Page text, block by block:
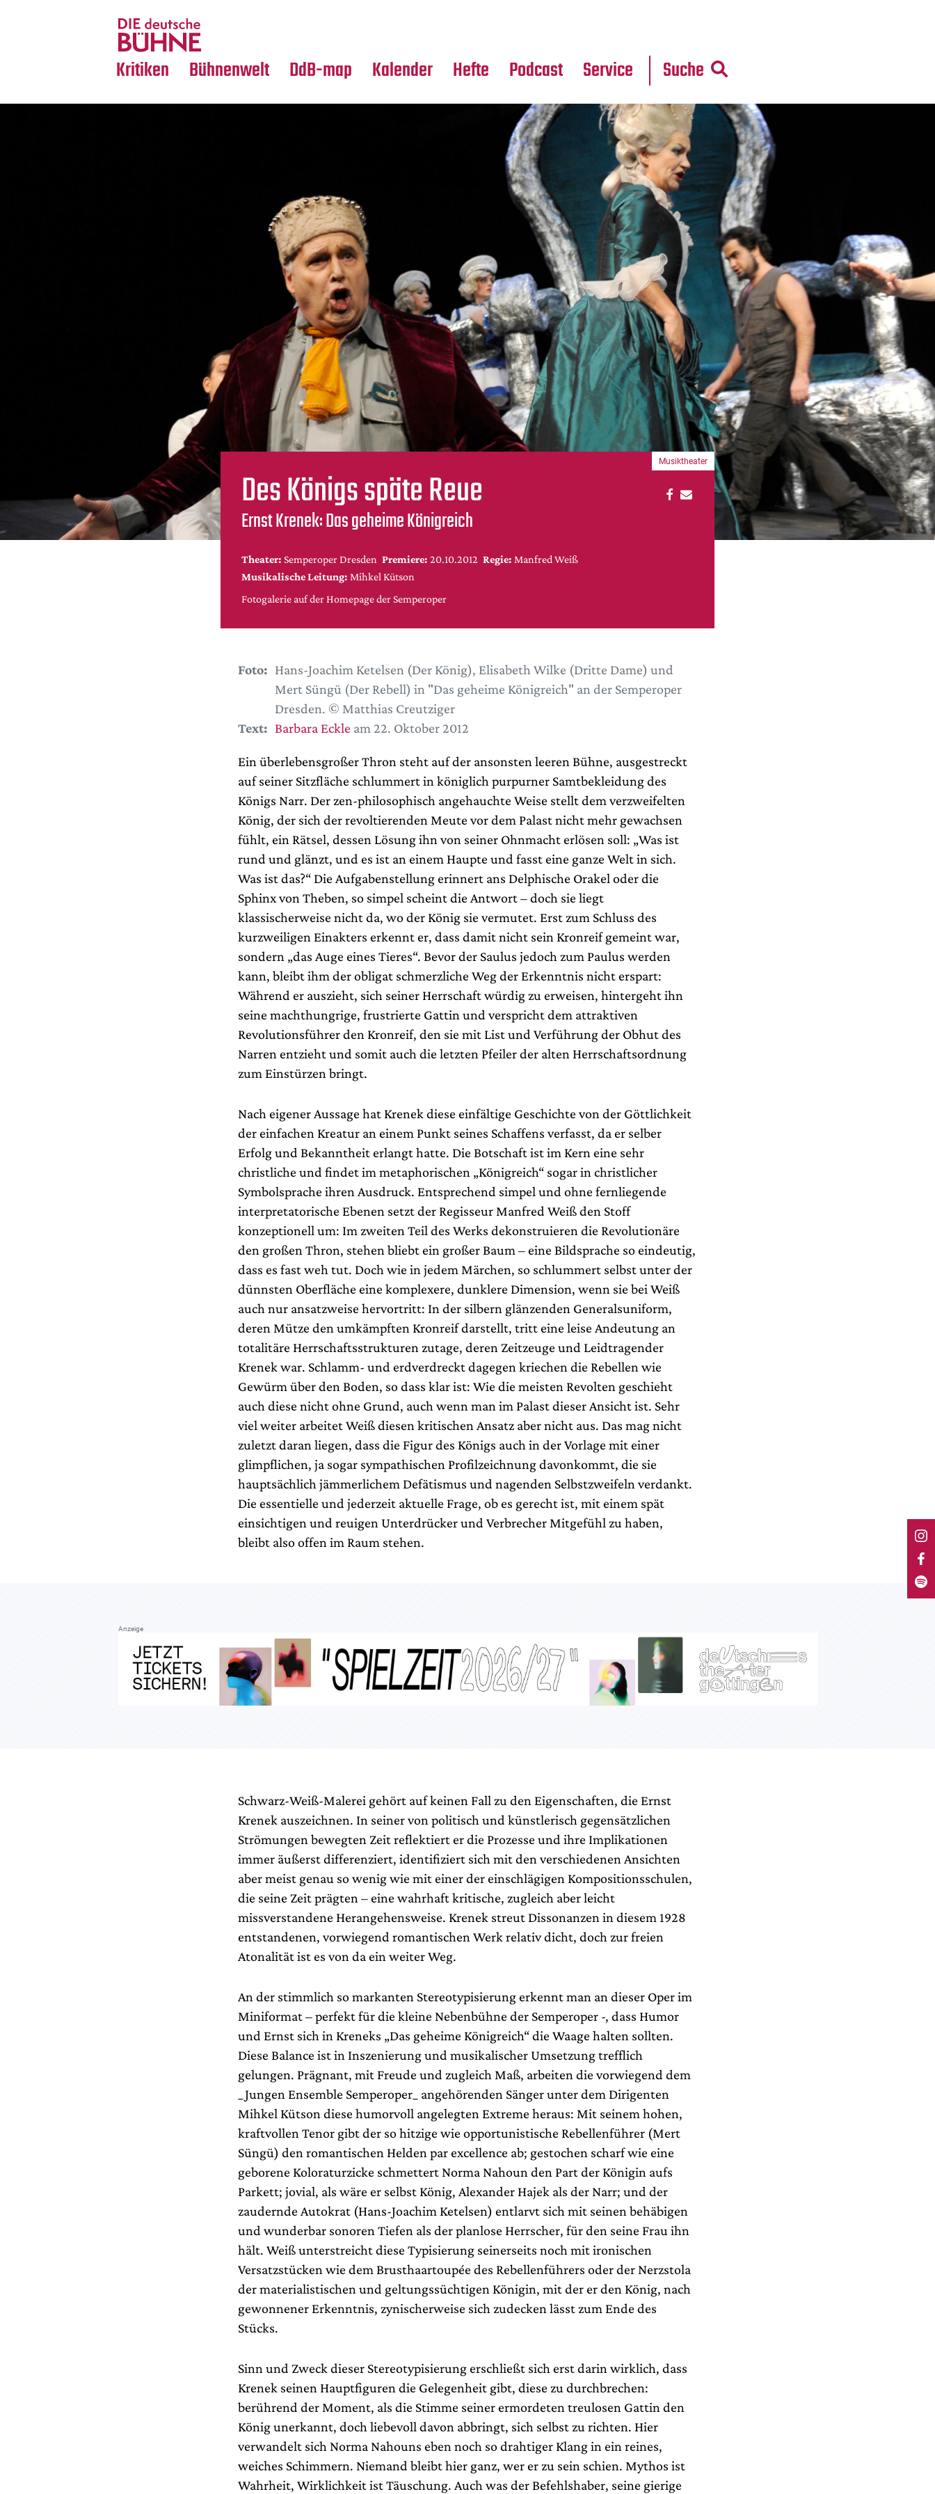
Kritiken
Crossover
Bühnenwelt
Medientipps
DdB-map Kalender Hefte Podcast Service Suche
Des Königs späte Reue
Ernst Krenek: Das geheime Königreich
Theater: Semperoper Dresden Premiere: 20.10.2012 Regie: Manfred Weiß
Musikalische Leitung: Mihkel Kütson
Fotogalerie auf der Homepage der Semperoper
Musiktheater
Foto: Hans-Joachim Ketelsen (Der König), Elisabeth Wilke (Dritte Dame) und
Mert Süngü (Der Rebell) in "Das geheime Königreich" an der Semperoper
Dresden. © Matthias Creutziger
Text: Barbara Eckle am 22. Oktober 2012
Ein überlebensgroßer Thron steht auf der ansonsten leeren Bühne, ausgestreckt
auf seiner Sitzfläche schlummert in königlich purpurner Samtbekleidung des
Königs Narr. Der zen-philosophisch angehauchte Weise stellt dem verzweifelten
König, der sich der revoltierenden Meute vor dem Palast nicht mehr gewachsen
fühlt, ein Rätsel, dessen Lösung ihn von seiner Ohnmacht erlösen soll: „Was ist
rund und glänzt, und es ist an einem Haupte und fasst eine ganze Welt in sich.
Was ist das?“ Die Aufgabenstellung erinnert ans Delphische Orakel oder die
Sphinx von Theben, so simpel scheint die Antwort – doch sie liegt
klassischerweise nicht da, wo der König sie vermutet. Erst zum Schluss des
kurzweiligen Einakters erkennt er, dass damit nicht sein Kronreif gemeint war,
sondern „das Auge eines Tieres“. Bevor der Saulus jedoch zum Paulus werden
kann, bleibt ihm der obligat schmerzliche Weg der Erkenntnis nicht erspart:
Während er auszieht, sich seiner Herrschaft würdig zu erweisen, hintergeht ihn
seine machthungrige, frustrierte Gattin und verspricht dem attraktiven
Revolutionsführer den Kronreif, den sie mit List und Verführung der Obhut des
Narren entzieht und somit auch die letzten Pfeiler der alten Herrschaftsordnung
zum Einstürzen bringt.
Nach eigener Aussage hat Krenek diese einfältige Geschichte von der Göttlichkeit
der einfachen Kreatur an einem Punkt seines Schaffens verfasst, da er selber
Erfolg und Bekanntheit erlangt hatte. Die Botschaft ist im Kern eine sehr
christliche und findet im metaphorischen „Königreich“ sogar in christlicher
Symbolsprache ihren Ausdruck. Entsprechend simpel und ohne fernliegende
interpretatorische Ebenen setzt der Regisseur Manfred Weiß den Stoff
konzeptionell um: Im zweiten Teil des Werks dekonstruieren die Revolutionäre
den großen Thron, stehen bliebt ein großer Baum – eine Bildsprache so eindeutig,
dass es fast weh tut. Doch wie in jedem Märchen, so schlummert selbst unter der
dünnsten Oberfläche eine komplexere, dunklere Dimension, wenn sie bei Weiß
auch nur ansatzweise hervortritt: In der silbern glänzenden Generalsuniform,
deren Mütze den umkämpften Kronreif darstellt, tritt eine leise Andeutung an
totalitäre Herrschaftsstrukturen zutage, deren Zeitzeuge und Leidtragender
Krenek war. Schlamm- und erdverdreckt dagegen kriechen die Rebellen wie
Gewürm über den Boden, so dass klar ist: Wie die meisten Revolten geschieht
auch diese nicht ohne Grund, auch wenn man im Palast dieser Ansicht ist. Sehr
viel weiter arbeitet Weiß diesen kritischen Ansatz aber nicht aus. Das mag nicht
zuletzt daran liegen, dass die Figur des Königs auch in der Vorlage mit einer
glimpflichen, ja sogar sympathischen Profilzeichnung davonkommt, die sie
hauptsächlich jämmerlichem Defätismus und nagenden Selbstzweifeln verdankt.
Die essentielle und jederzeit aktuelle Frage, ob es gerecht ist, mit einem spät
einsichtigen und reuigen Unterdrücker und Verbrecher Mitgefühl zu haben,
bleibt also offen im Raum stehen.
Anzeige
Schwarz-Weiß-Malerei gehört auf keinen Fall zu den Eigenschaften, die Ernst
Krenek auszeichnen. In seiner von politisch und künstlerisch gegensätzlichen
Strömungen bewegten Zeit reflektiert er die Prozesse und ihre Implikationen
immer äußerst differenziert, identifiziert sich mit den verschiedenen Ansichten
aber meist genau so wenig wie mit einer der einschlägigen Kompositionsschulen,
die seine Zeit prägten – eine wahrhaft kritische, zugleich aber leicht
missverstandene Herangehensweise. Krenek streut Dissonanzen in diesem 1928
entstandenen, vorwiegend romantischen Werk relativ dicht, doch zur freien
Atonalität ist es von da ein weiter Weg.
An der stimmlich so markanten Stereotypisierung erkennt man an dieser Oper im
Miniformat – perfekt für die kleine Nebenbühne der Semperoper -, dass Humor
und Ernst sich in Kreneks „Das geheime Königreich“ die Waage halten sollten.
Diese Balance ist in Inszenierung und musikalischer Umsetzung trefflich
gelungen. Prägnant, mit Freude und zugleich Maß, arbeiten die vorwiegend dem
_Jungen Ensemble Semperoper_ angehörenden Sänger unter dem Dirigenten
Mihkel Kütson diese humorvoll angelegten Extreme heraus: Mit seinem hohen,
kraftvollen Tenor gibt der so hitzige wie opportunistische Rebellenführer (Mert
Süngü) den romantischen Helden par excellence ab; gestochen scharf wie eine
geborene Koloraturzicke schmettert Norma Nahoun den Part der Königin aufs
Parkett; jovial, als wäre er selbst König, Alexander Hajek als der Narr; und der
zaudernde Autokrat (Hans-Joachim Ketelsen) entlarvt sich mit seinen behäbigen
und wunderbar sonoren Tiefen als der planlose Herrscher, für den seine Frau ihn
hält. Weiß unterstreicht diese Typisierung seinerseits noch mit ironischen
Versatzstücken wie dem Brusthaartoupée des Rebellenführers oder der Nerzstola
der materialistischen und geltungssüchtigen Königin, mit der er den König, nach
gewonnener Erkenntnis, zynischerweise sich zudecken lässt zum Ende des
Stücks.
Sinn und Zweck dieser Stereotypisierung erschließt sich erst darin wirklich, dass
Krenek seinen Hauptfiguren die Gelegenheit gibt, diese zu durchbrechen:
berührend der Moment, als die Stimme seiner ermordeten treulosen Gattin den
König unerkannt, doch liebevoll davon abbringt, sich selbst zu richten. Hier
verwandelt sich Norma Nahouns eben noch so drahtiger Klang in ein reines,
weiches Schimmern. Niemand bleibt hier ganz, wer er zu sein schien. Mythos ist
Wahrheit, Wirklichkeit ist Täuschung. Auch was der Befehlshaber, seine gierige